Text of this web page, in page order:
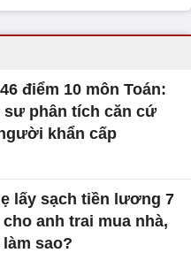
điểm 10 môn Toán:
sư phân tích căn cứ
khẩn cấp
lấy sạch tiền lương 7
cho anh trai mua nhà,
làm sao?